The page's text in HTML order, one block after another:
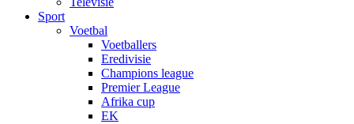
Sport
Voetbal
Voetballers
Eredivisie
Champions league
Premier League
Afrika cup
EK